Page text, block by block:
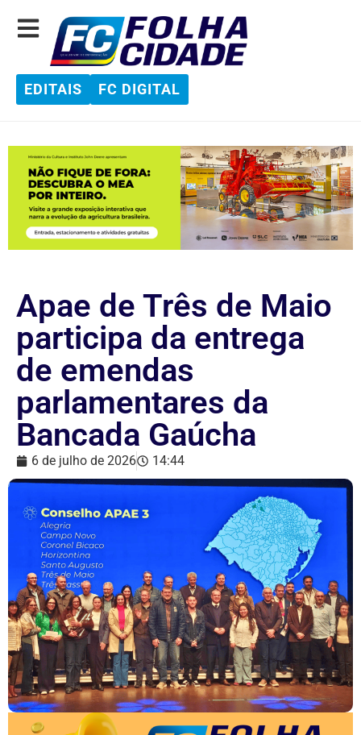
EDITAIS FC DIGITAL
Apae de Três de Maio
participa da entrega
de emendas
parlamentares da
Bancada Gaúcha
6 de julho de 2026 14:44